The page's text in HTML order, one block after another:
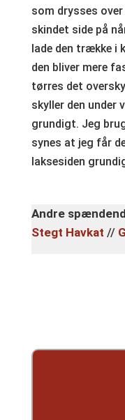
som drysses
skindet side på
lade den trække
den bliver mere
tørres det
skyller den under
grundigt. Jeg
synes at jeg får
laksesiden
Andre
Stegt Havkat //